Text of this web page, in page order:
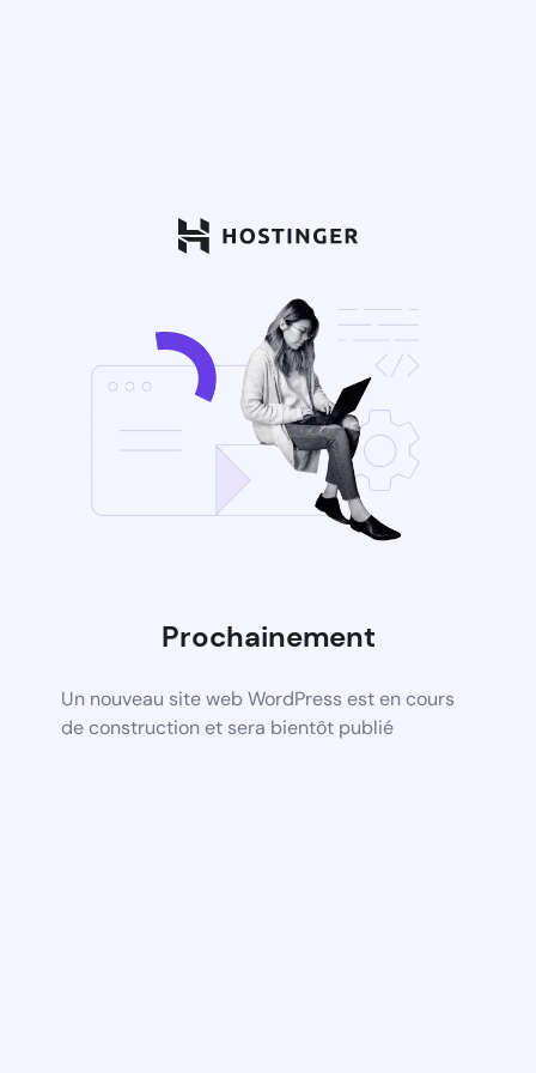
Prochainement
Un nouveau site web WordPress est en cours
de construction et sera bientôt publié